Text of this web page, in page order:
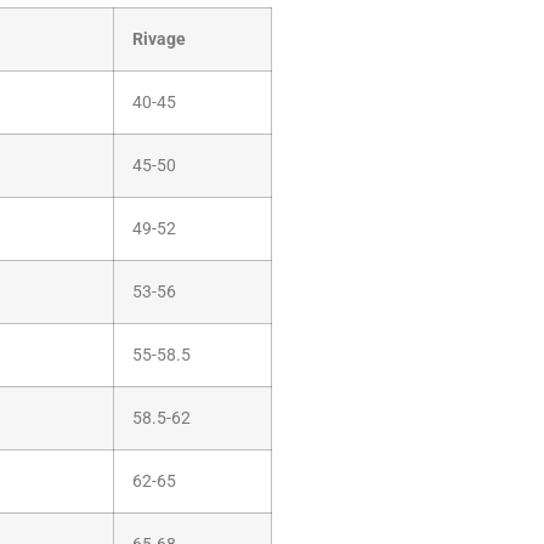
Rivage
40-45
45-50
49-52
53-56
55-58.5
58.5-62
62-65